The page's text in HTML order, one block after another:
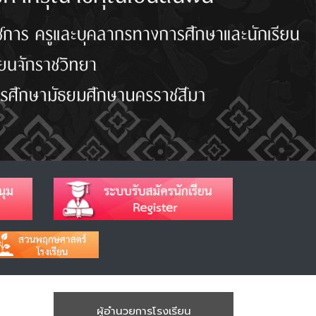
ผู้อำนวยการโรงเรียน